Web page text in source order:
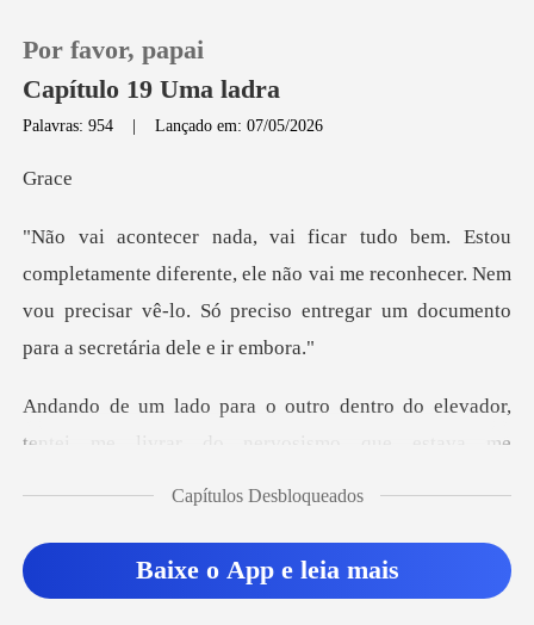
Loja
Histórico
Por favor, papai
Capítulo 19 Uma ladra
Palavras: 954 |Lançado em: 07/05/2026
r
diferente, ele não vai me reconhecer. Nem
vou precisar vê-lo. Só
dor,
tentei me livrar do nervosismo que estava
Capítulos Desbloqueados
Baixe o App e leia mais